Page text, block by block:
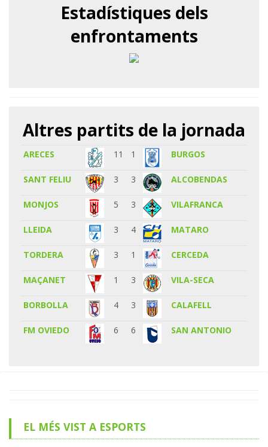
Estadístiques dels
enfrontaments
Altres partits de la jornada
ARECES 11 1 BURGOS
SANT FELIU 3 3 ALCOBENDAS
MONJOS 5 3 VILAFRANCA
LLEIDA 3 4 MATARO
TORDERA 3 1 CERCEDA
MAÇANET 1 3 VILA-SECA
BORBOLLA 4 3 CALAFELL
FM OVIEDO 6 6 SAN ANTONIO
EL MÉS VIST A ESPORTS